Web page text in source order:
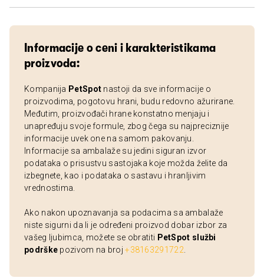
Informacije o ceni i karakteristikama
proizvoda:
Kompanija PetSpot nastoji da sve informacije o
proizvodima, pogotovu hrani, budu redovno ažurirane.
Međutim, proizvođači hrane konstatno menjaju i
unapređuju svoje formule, zbog čega su najpreciznije
informacije uvek one na samom pakovanju.
Informacije sa ambalaže su jedini siguran izvor
podataka o prisustvu sastojaka koje možda želite da
izbegnete, kao i podataka o sastavu i hranljivim
vrednostima.
Ako nakon upoznavanja sa podacima sa ambalaže
niste sigurni da li je određeni proizvod dobar izbor za
vašeg ljubimca, možete se obratiti PetSpot službi
podrške pozivom na broj+38163291722